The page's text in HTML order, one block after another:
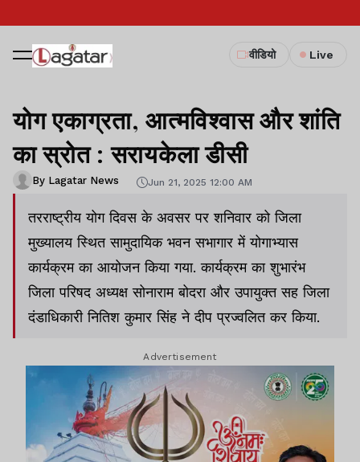
वीडियो Live
योग एकाग्रता, आत्मविश्वास और शांति
का स्रोत : सरायकेला डीसी
By Lagatar News Jun 21, 2025 12:00 AM
तरराष्ट्रीय योग दिवस के अवसर पर शनिवार को जिला
मुख्यालय स्थित सामुदायिक भवन सभागार में योगाभ्यास
कार्यक्रम का आयोजन किया गया. कार्यक्रम का शुभारंभ
जिला परिषद अध्यक्ष सोनाराम बोदरा और उपायुक्त सह जिला
दंडाधिकारी नितिश कुमार सिंह ने दीप प्रज्वलित कर किया.
Advertisement